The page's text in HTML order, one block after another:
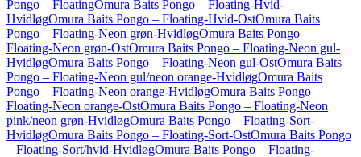
Pongo – FloatingOmura Baits Pongo – Floating-Hvid-
HvidløgOmura Baits Pongo – Floating-Hvid-OstOmura Baits
Pongo – Floating-Neon grøn-HvidløgOmura Baits Pongo –
Floating-Neon grøn-OstOmura Baits Pongo – Floating-Neon gul-
HvidløgOmura Baits Pongo – Floating-Neon gul-OstOmura Baits
Pongo – Floating-Neon gul/neon orange-HvidløgOmura Baits
Pongo – Floating-Neon orange-HvidløgOmura Baits Pongo –
Floating-Neon orange-OstOmura Baits Pongo – Floating-Neon
pink/neon grøn-HvidløgOmura Baits Pongo – Floating-Sort-
HvidløgOmura Baits Pongo – Floating-Sort-OstOmura Baits Pongo
– Floating-Sort/hvid-HvidløgOmura Baits Pongo – Floating-